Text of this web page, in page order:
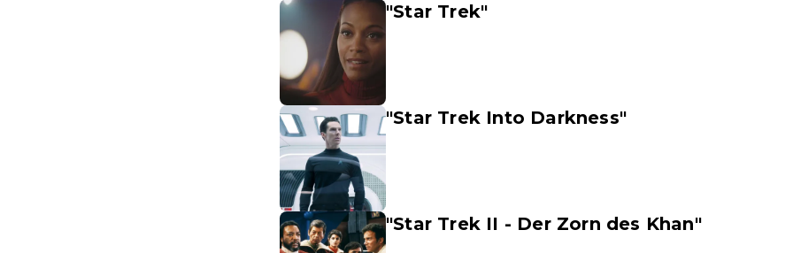
"Star Trek"
"Star Trek Into Darkness"
"Star Trek II - Der Zorn des Khan"